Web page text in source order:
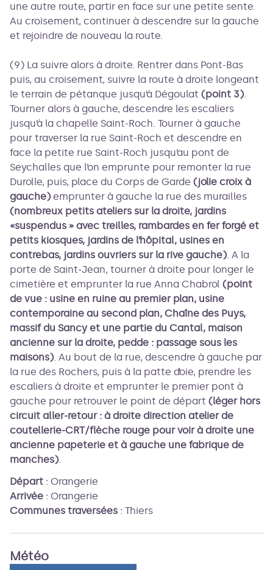
une autre route, partir en face sur une petite sente.
Au croisement, continuer à descendre sur la gauche
et rejoindre de nouveau la route.
(9) La suivre alors à droite. Rentrer dans Pont-Bas
puis, au croisement, suivre la route à droite longeant
le terrain de pétanque jusqu’à Dégoulat (point 3).
Tourner alors à gauche, descendre les escaliers
jusqu’à la chapelle Saint-Roch. Tourner à gauche
pour traverser la rue Saint-Roch et descendre en
face la petite rue Saint-Roch jusqu’au pont de
Seychalles que l’on emprunte pour remonter la rue
Durolle, puis, place du Corps de Garde (jolie croix à
gauche)emprunter à gauche la rue des murailles
(nombreux petits ateliers sur la droite, jardins
«suspendus » avec treilles, rambardes en fer forgé et
petits kiosques, jardins de l’hôpital, usines en
contrebas, jardins ouvriers sur la rive gauche). A la
porte de Saint-Jean, tourner à droite pour longer le
cimetière et emprunter la rue Anna Chabrol (point
de vue : usine en ruine au premier plan, usine
contemporaine au second plan, Chaîne des Puys,
massif du Sancy et une partie du Cantal, maison
ancienne sur la droite, pedde : passage sous les
maisons). Au bout de la rue, descendre à gauche par
la rue des Rochers, puis à la patte d’oie, prendre les
escaliers à droite et emprunter le premier pont à
gauche pour retrouver le point de départ (léger hors
circuit aller-retour : à droite direction atelier de
coutellerie-CRT/flèche rouge pour voir à droite une
ancienne papeterie et à gauche une fabrique de
manches).
Départ : Orangerie
Arrivée : Orangerie
Communes traversées : Thiers
Météo